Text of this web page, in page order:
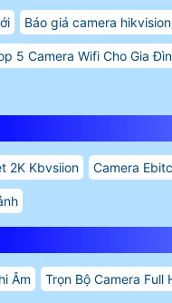
Báo giá camera hikvision
5 Camera Wifi Cho Gia
2K Kbvsiion Camera
Âm Trọn Bộ Camera Full